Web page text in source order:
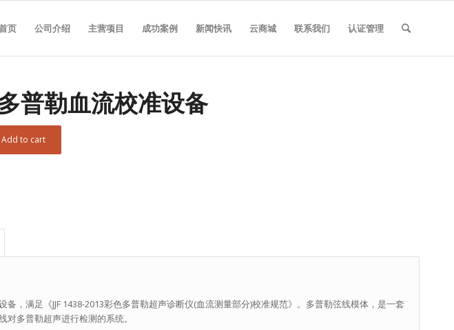
页 公司介绍 主营项目 成功案例 新闻快讯 云商城 联系我们 认证管理
普勒血流校准设备
Add to cart
备，满足《JJF 1438-2013彩色多普勒超声诊断仪(血流测量部分)校准规范》。多普勒弦线模体，是一套
多普勒超声进行检测的系统。